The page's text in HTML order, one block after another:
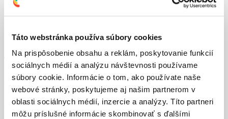
Táto webstránka používa súbory cookies
Na prispôsobenie obsahu a reklám, poskytovanie funkcií
sociálnych médií a analýzu návštevnosti používame
súbory cookie. Informácie o tom, ako používate naše
webové stránky, poskytujeme aj našim partnerom v
oblasti sociálnych médií, inzercie a analýzy. Títo partneri
môžu príslušné informácie skombinovať s ďalšími
ŠPECIALNE SPREJE
TECHNICKÉ SPREJE
TEXTIL A KOŽA
UNIVERZÁLNA FARBA
VRCHNÁ FARBA